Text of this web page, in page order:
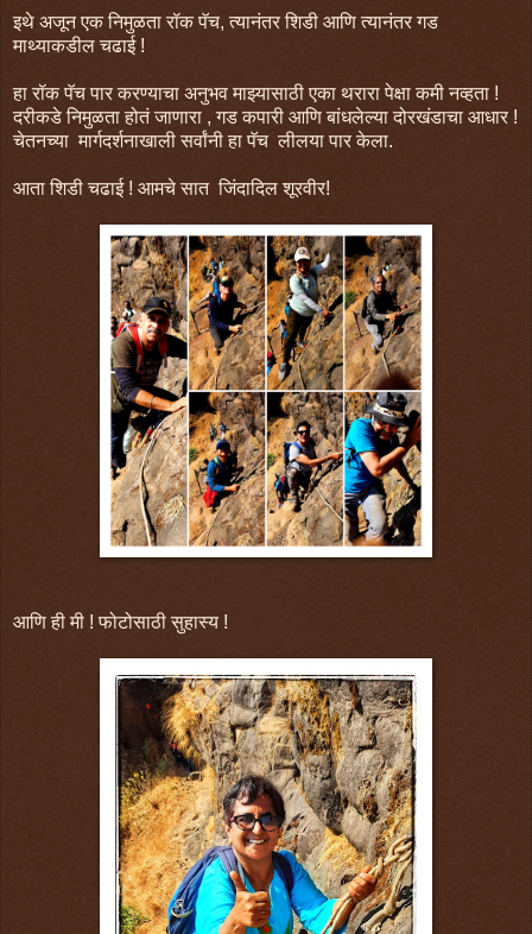
इथे अजून एक निमुळता रॉक पॅच, त्यानंतर शिडी आणि त्यानंतर गड
माथ्याकडील चढाई !
हा रॉक पॅच पार करण्याचा अनुभव माझ्यासाठी एका थरारा पेक्षा कमी नव्हता !
दरीकडे निमुळता होतं जाणारा , गड कपारी आणि बांधलेल्या दोरखंडाचा आधार !
चेतनच्या मार्गदर्शनाखाली सर्वांनी हा पॅच लीलया पार केला.
आता शिडी चढाई ! आमचे सात जिंदादिल शूरवीर!
आणि ही मी ! फोटोसाठी सुहास्य !